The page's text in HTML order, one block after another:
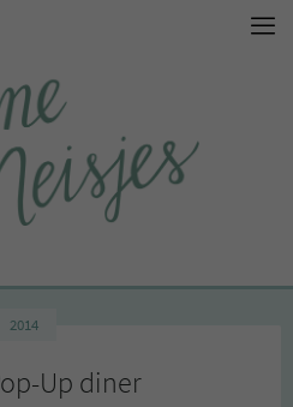
2014
Up diner